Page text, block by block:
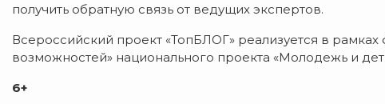
получить обратную связь от ведущих экспертов.
Всероссийский проект «ТопБЛОГ» реализуется в
возможностей» национального проекта «Молодежь и
6+